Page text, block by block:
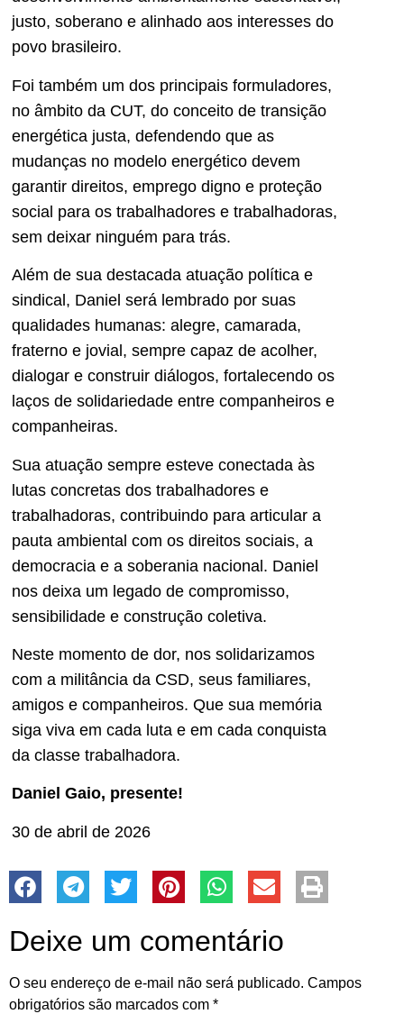
justo, soberano e alinhado aos interesses do
povo brasileiro.
Foi também um dos principais formuladores,
no âmbito da CUT, do conceito de transição
energética justa, defendendo que as
mudanças no modelo energético devem
garantir direitos, emprego digno e proteção
social para os trabalhadores e trabalhadoras,
sem deixar ninguém para trás.
Além de sua destacada atuação política e
sindical, Daniel será lembrado por suas
qualidades humanas: alegre, camarada,
fraterno e jovial, sempre capaz de acolher,
dialogar e construir diálogos, fortalecendo os
laços de solidariedade entre companheiros e
companheiras.
Sua atuação sempre esteve conectada às
lutas concretas dos trabalhadores e
trabalhadoras, contribuindo para articular a
pauta ambiental com os direitos sociais, a
democracia e a soberania nacional. Daniel
nos deixa um legado de compromisso,
sensibilidade e construção coletiva.
Neste momento de dor, nos solidarizamos
com a militância da CSD, seus familiares,
amigos e companheiros. Que sua memória
siga viva em cada luta e em cada conquista
da classe trabalhadora.
Daniel Gaio, presente!
30 de abril de 2026
Deixe um comentário
O seu endereço de e-mail não será publicado. Campos
obrigatórios são marcados com *